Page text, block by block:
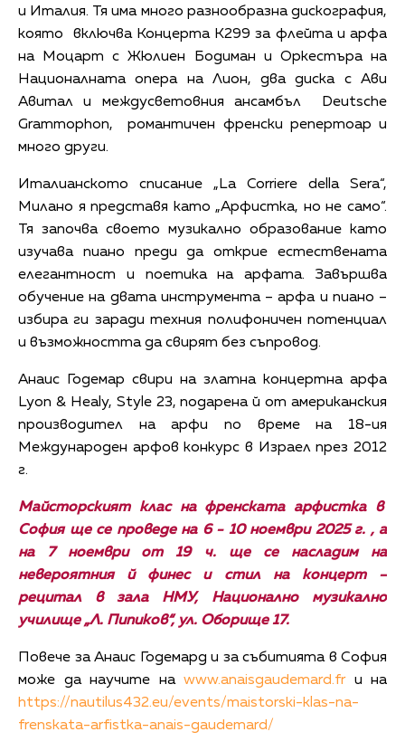
и Италия. Тя има много разнообразна дискография,
която включва Концерта К299 за флейта и арфа
на Моцарт с Жюлиен Бодиман и Оркестъра на
Националната опера на Лион, два диска с Ави
Авитал и междусветовния ансамбъл Deutsche
Grammophon, романтичен френски репертоар и
много други.
Италианското списание „La Corriere della Sera“,
Милано я представя като „Арфистка, но не само“.
Тя започва своето музикално образование като
изучава пиано преди да открие естествената
елегантност и поетика на арфата. Завършва
обучение на двата инструмента – арфа и пиано –
избира ги заради техния полифоничен потенциал
и възможността да свирят без съпровод.
Анаис Годемар свири на златна концертна арфа
Lyon & Healy, Style 23, подарена й от американския
производител на арфи по време на 18-ия
Международен арфов конкурс в Израел през 2012
г.
Майсторският клас на френската арфистка в
София ще се проведе на 6 - 10 ноември 2025 г. , а
на 7 ноември от 19 ч. ще се насладим на
невероятния й финес и стил на концерт –
рецитал в зала НМУ, Национално музикално
училище „Л. Пипиков“, ул. Оборище 17.
Повече за Анаис Годемард и за събитията в София
може да научите на www.anaisgaudemard.frи на
https://nautilus432.eu/events/maistorski-klas-na-
frenskata-arfistka-anais-gaudemard/